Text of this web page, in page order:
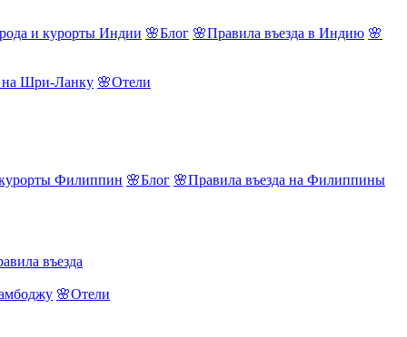
и курорты Индии 🌸Блог 🌸Правила въезда в Индию 🌸
на Шри-Ланку 🌸Отели
Филиппин 🌸Блог 🌸Правила въезда на Филиппины
въезда
🌸Отели